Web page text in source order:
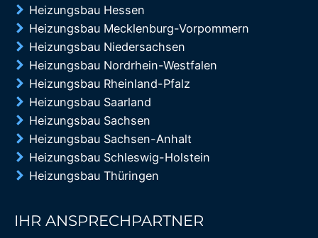
Heizungsbau Hessen
Heizungsbau Mecklenburg-Vorpommern
Heizungsbau Niedersachsen
Heizungsbau Nordrhein-Westfalen
Heizungsbau Rheinland-Pfalz
Heizungsbau Saarland
Heizungsbau Sachsen
Heizungsbau Sachsen-Anhalt
Heizungsbau Schleswig-Holstein
Heizungsbau Thüringen
IHR ANSPRECHPARTNER